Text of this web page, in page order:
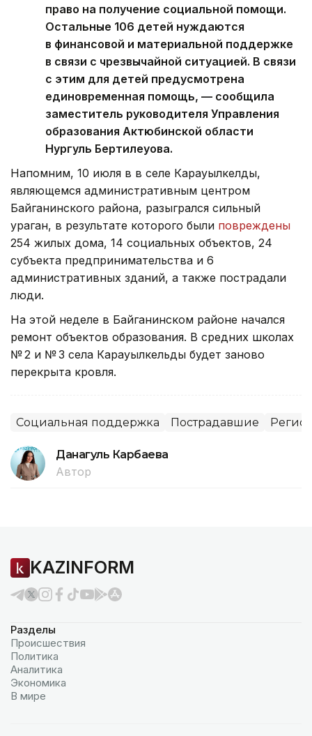
право на получение социальной помощи.
Остальные 106 детей нуждаются
в финансовой и материальной поддержке
в связи с чрезвычайной ситуацией. В связи
с этим для детей предусмотрена
единовременная помощь, — сообщила
заместитель руководителя Управления
образования Актюбинской области
Нургуль Бертилеуова.
Напомним, 10 июля в в селе Карауылкелды,
являющемся административным центром
Байганинского района, разыгрался сильный
ураган, в результате которого были повреждены
254 жилых дома, 14 социальных объектов, 24
субъекта предпринимательства и 6
административных зданий, а также пострадали
люди.
На этой неделе в Байганинском районе начался
ремонт объектов образования. В средних школах
№ 2 и № 3 села Карауылкельды будет заново
перекрыта кровля.
Социальная поддержка Пострадавшие
Данагуль Карбаева
Автор
KAZINFORM
Разделы
Происшествия
Политика
Аналитика
Экономика
В мире